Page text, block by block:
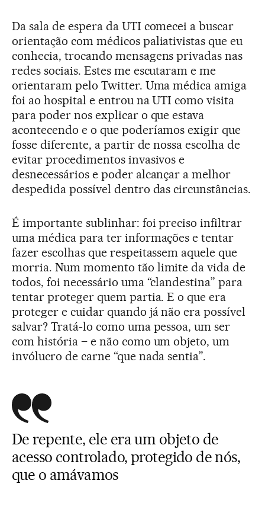
Da sala de espera da UTI comecei a buscar
orientação com médicos paliativistas que eu
conhecia, trocando mensagens privadas nas
redes sociais. Estes me escutaram e me
orientaram pelo Twitter. Uma médica amiga
foi ao hospital e entrou na UTI como visita
para poder nos explicar o que estava
acontecendo e o que poderíamos exigir que
fosse diferente, a partir de nossa escolha de
evitar procedimentos invasivos e
desnecessários e poder alcançar a melhor
despedida possível dentro das circunstâncias.
É importante sublinhar: foi preciso infiltrar
uma médica para ter informações e tentar
fazer escolhas que respeitassem aquele que
morria. Num momento tão limite da vida de
todos, foi necessário uma “clandestina” para
tentar proteger quem partia. E o que era
proteger e cuidar quando já não era possível
salvar? Tratá-lo como uma pessoa, um ser
com história – e não como um objeto, um
invólucro de carne “que nada sentia”.
De repente, ele era um objeto de
acesso controlado, protegido de nós,
que o amávamos